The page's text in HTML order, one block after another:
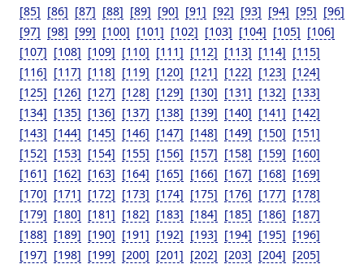
[85] [86] [87] [88] [89] [90] [91] [92] [93] [94] [95] [96]
[97] [98] [99] [100] [101] [102] [103] [104] [105] [106]
[107] [108] [109] [110] [111] [112] [113] [114] [115]
[116] [117] [118] [119] [120] [121] [122] [123] [124]
[125] [126] [127] [128] [129] [130] [131] [132] [133]
[134] [135] [136] [137] [138] [139] [140] [141] [142]
[143] [144] [145] [146] [147] [148] [149] [150] [151]
[152] [153] [154] [155] [156] [157] [158] [159] [160]
[161] [162] [163] [164] [165] [166] [167] [168] [169]
[170] [171] [172] [173] [174] [175] [176] [177] [178]
[179] [180] [181] [182] [183] [184] [185] [186] [187]
[188] [189] [190] [191] [192] [193] [194] [195] [196]
[197] [198] [199] [200] [201] [202] [203] [204] [205]